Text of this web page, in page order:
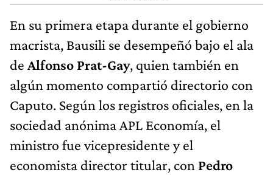
En su primera etapa durante el gobierno
macrista, Bausili se desempeñó bajo el ala
de Alfonso Prat-Gay, quien también en
algún momento compartió directorio con
Caputo. Según los registros oficiales, en la
sociedad anónima APL Economía, el
ministro fue vicepresidente y el
economista director titular, con Pedro